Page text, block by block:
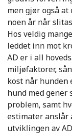
men gjør også
noen år når
Hos veldig
leddet inn mot
AD er i all
miljøfaktorer,
kost når hunden
hund med
problem, samt
estimater anslår
utviklingen av